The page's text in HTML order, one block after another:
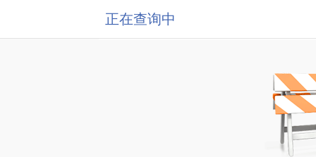
正在查询中